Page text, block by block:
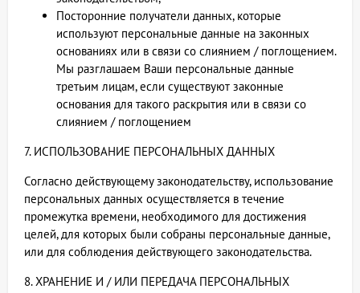
Посторонние получатели данных, которые
используют персональные данные на законных
основаниях или в связи со слиянием / поглощением.
Мы разглашаем Ваши персональные данные
третьим лицам, если существуют законные
основания для такого раскрытия или в связи со
слиянием / поглощением
7. ИСПОЛЬЗОВАНИЕ ПЕРСОНАЛЬНЫХ ДАННЫХ
Согласно действующему законодательству, использование
персональных данных осуществляется в течение
промежутка времени, необходимого для достижения
целей, для которых были собраны персональные данные,
или для соблюдения действующего законодательства.
8. ХРАНЕНИЕ И / ИЛИ ПЕРЕДАЧА ПЕРСОНАЛЬНЫХ